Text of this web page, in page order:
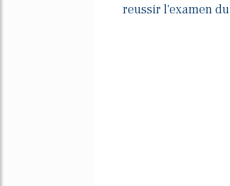
reussir l'examen